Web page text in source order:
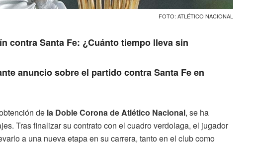
FOTO: ATLÉTICO NACIONAL
contra Santa Fe: ¿Cuánto tiempo lleva sin
anuncio sobre el partido contra Santa Fe en
de la Doble Corona de Atlético Nacional, se ha
Tras finalizar su contrato con el cuadro verdolaga, el jugador
a una nueva etapa en su carrera, tanto en el club como